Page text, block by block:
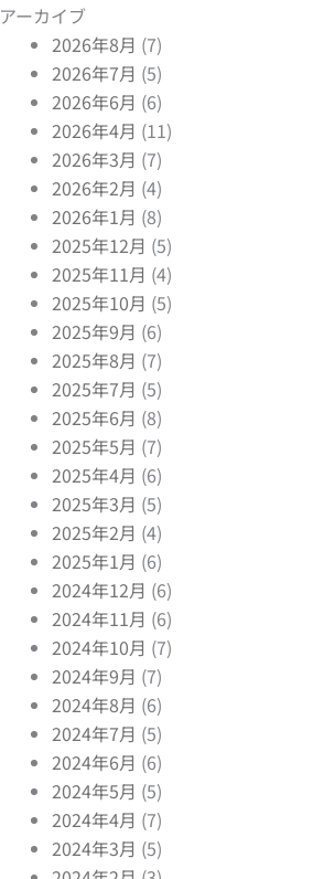
アーカイブ
2026年8月 (7)
2026年7月 (5)
2026年6月 (6)
2026年4月 (11)
2026年3月 (7)
2026年2月 (4)
2026年1月 (8)
2025年12月 (5)
2025年11月 (4)
2025年10月 (5)
2025年9月 (6)
2025年8月 (7)
2025年7月 (5)
2025年6月 (8)
2025年5月 (7)
2025年4月 (6)
2025年3月 (5)
2025年2月 (4)
2025年1月 (6)
2024年12月 (6)
2024年11月 (6)
2024年10月 (7)
2024年9月 (7)
2024年8月 (6)
2024年7月 (5)
2024年6月 (6)
2024年5月 (5)
2024年4月 (7)
2024年3月 (5)